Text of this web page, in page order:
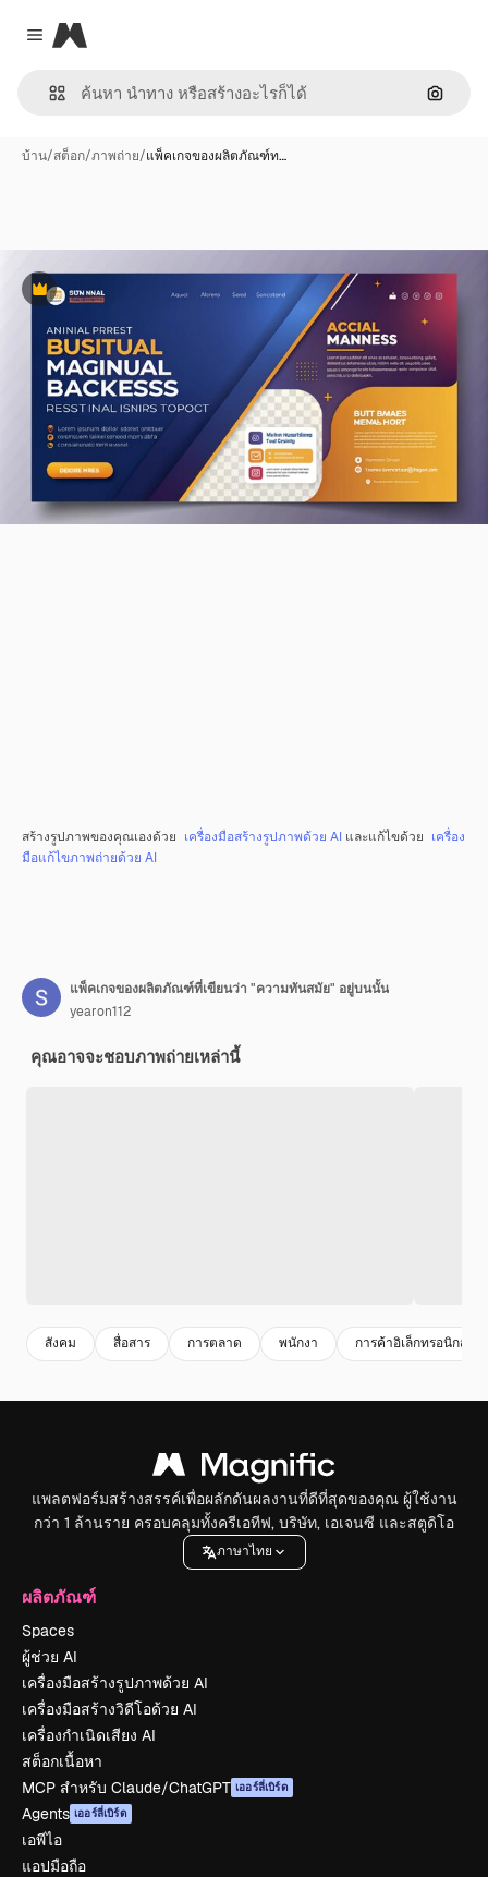
Close menu
Magnific
ค้นหา
บ้าน/สต็อก/ภาพถ่าย/แพ็คเกจของผลิตภัณฑ์ท…
พรีเมี่ยม
สร้างรูปภาพของคุณเองด้วย เครื่องมือสร้างรูปภาพด้วย AI และแก้ไขด้วย เครื่อง
มือแก้ไขภาพถ่ายด้วย AI
แพ็คเกจของผลิตภัณฑ์ที่เขียนว่า "ความทันสมัย" อยู่บนนั้น
yearon112
คุณอาจจะชอบภาพถ่ายเหล่านี้
สังคม สื่อสาร การตลาด พนักงา การค้าอิเล็กทรอนิกส
แพลตฟอร์มสร้างสรรค์เพื่อผลักดันผลงานที่ดีที่สุดของคุณ ผู้ใช้งาน
กว่า 1 ล้านราย ครอบคลุมทั้งครีเอทีฟ, บริษัท, เอเจนซี และสตูดิโอ
ภาษาไทย
ผลิตภัณฑ์
Spaces
ผู้ช่วย AI
เครื่องมือสร้างรูปภาพด้วย AI
เครื่องมือสร้างวิดีโอด้วย AI
เครื่องกำเนิดเสียง AI
สต็อกเนื้อหา
MCP สำหรับ Claude/ChatGPT เออร์ลี่เบิร์ด
Agents เออร์ลี่เบิร์ด
เอพีไอ
แอปมือถือ